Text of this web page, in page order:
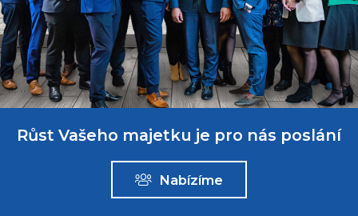
Růst Vašeho majetku je pro nás poslání
Nabízíme